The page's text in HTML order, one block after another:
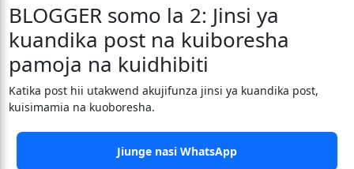
BLOGGER somo la 2: Jinsi ya
kuandika post na kuiboresha
pamoja na kuidhibiti
Katika post hii utakwend akujifunza jinsi ya kuandika post,
kuisimamia na kuoboresha.
Jiunge nasi WhatsApp